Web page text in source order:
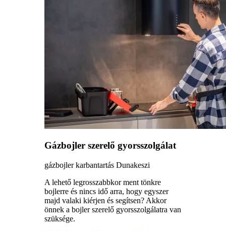
Gázbojler szerelő gyorsszolgálat
gázbojler karbantartás Dunakeszi
A lehető legrosszabbkor ment tönkre
bojlerre és nincs idő arra, hogy egyszer
majd valaki kiérjen és segítsen? Akkor
önnek a bojler szerelő gyorsszolgálatra van
szüksége.